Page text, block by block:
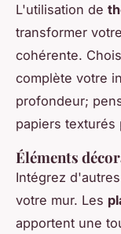
L'utilisation de
transformer
cohérente.
complète votre
profondeur;
papiers
Éléments
Intégrez d'autres
votre mur. Les
apportent une